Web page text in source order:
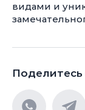
видами и
Поделитесь